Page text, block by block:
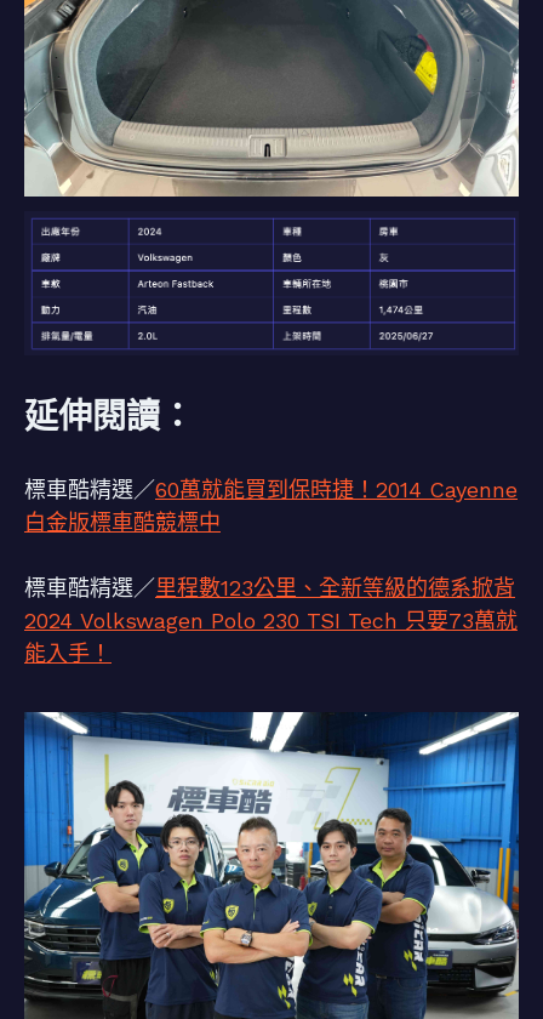
延伸閱讀：
標車酷精選／60萬就能買到保時捷！2014 Cayenne
白金版標車酷競標中
標車酷精選／里程數123公里、全新等級的德系掀背
2024 Volkswagen Polo 230 TSI Tech 只要73萬就
能入手！